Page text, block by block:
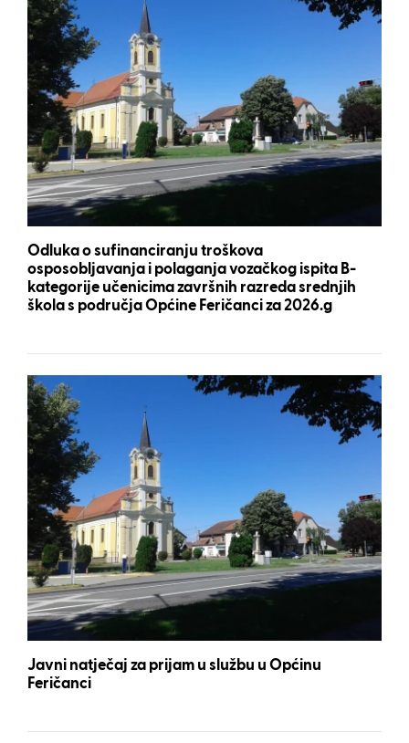
Odluka o sufinanciranju troškova
osposobljavanja i polaganja vozačkog ispita B-
kategorije učenicima završnih razreda srednjih
škola s područja Općine Feričanci za 2026.g
Javni natječaj za prijam u službu u Općinu
Feričanci